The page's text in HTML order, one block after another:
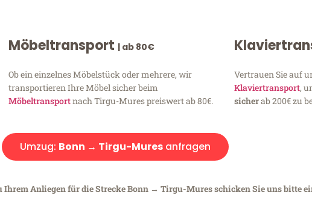
Möbeltransport | ab 80€
Ob ein einzelnes Möbelstück oder mehrere, wir
transportieren Ihre Möbel sicher beim
Möbeltransportnach Tirgu-Mures preiswert ab 80€.
Vertrauen Sie auf
Klaviertransport,
sicherab 200€ zu
Umzug: Bonn → Tirgu-Mures anfragen
Anliegen für die Strecke Bonn → Tirgu-Mures schicken Sie uns bitte